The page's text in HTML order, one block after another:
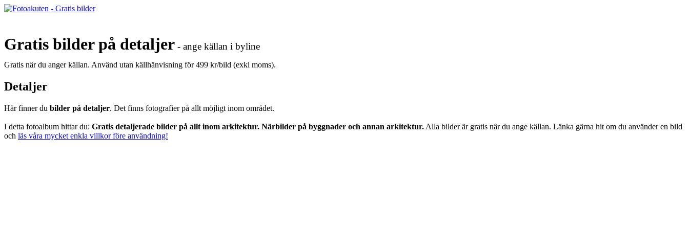
Gratis bilder på detaljer - ange källan i byline
Gratis när du anger källan. Använd utan källhänvisning för 499 kr/bild (exkl moms).
Detaljer
Här finner du bilder på detaljer. Det finns fotografier på allt möjligt inom området.
I detta fotoalbum hittar du: Gratis detaljerade bilder på allt inom arkitektur. Närbilder på byggnader och annan arkitektur. Alla bilder är gratis när du ange källan. Länka gärna hit om du använder en bild
och läs våra mycket enkla villkor före användning!